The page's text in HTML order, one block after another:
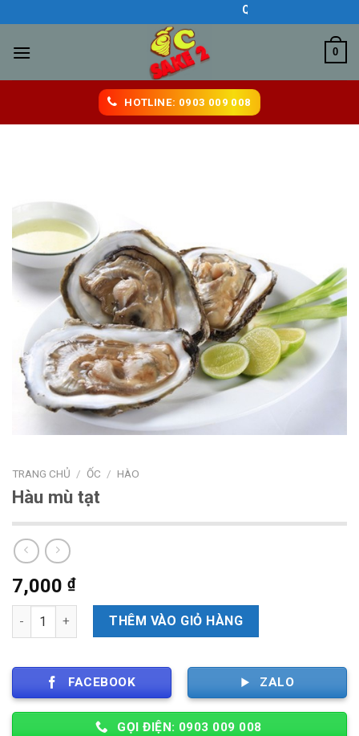
to
content
QUÁN ĂN NGON BIÊN
0
HOTLINE: 0903 009 008
TRANG CHỦ / ỐC / HÀO
Hàu mù tạt
7,000 ₫
Số lượng THÊM VÀO GIỎ HÀNG
FACEBOOK ZALO
GỌI ĐIỆN: 0903 009 008